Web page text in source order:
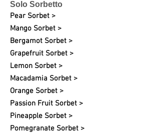
Solo Sorbetto
Pear Sorbet >
Mango Sorbet >
Bergamot Sorbet >
Grapefruit Sorbet >
Lemon Sorbet >
Macadamia Sorbet >
Orange Sorbet >
Passion Fruit Sorbet >
Pineapple Sorbet >
Pomegranate Sorbet >